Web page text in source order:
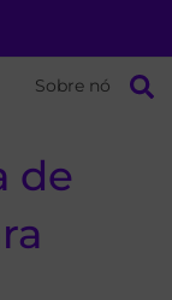
Sobre nós
de